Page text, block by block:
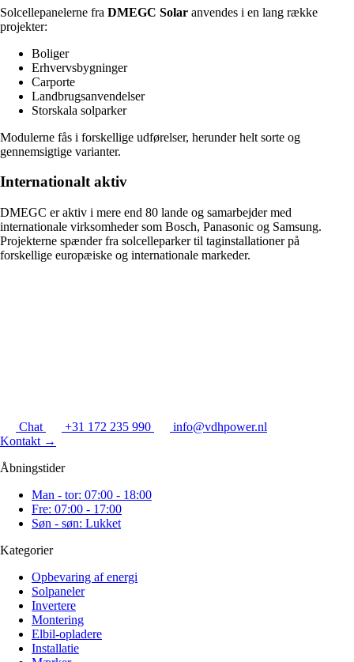
Solcellepanelerne fra DMEGC Solar anvendes i en lang række
projekter:
Boliger
Erhvervsbygninger
Carporte
Landbrugsanvendelser
Storskala solparker
Modulerne fås i forskellige udførelser, herunder helt sorte og
gennemsigtige varianter.
Internationalt aktiv
DMEGC er aktiv i mere end 80 lande og samarbejder med
internationale virksomheder som Bosch, Panasonic og Samsung.
Projekterne spænder fra solcelleparker til taginstallationer på
forskellige europæiske og internationale markeder.
Chat +31 172 235 990
info@vdhpower.nl
Kontakt →
Åbningstider
Man - tor: 07:00 - 18:00
Fre: 07:00 - 17:00
Søn - søn: Lukket
Kategorier
Opbevaring af energi
Solpaneler
Invertere
Montering
Elbil-opladere
Installatie